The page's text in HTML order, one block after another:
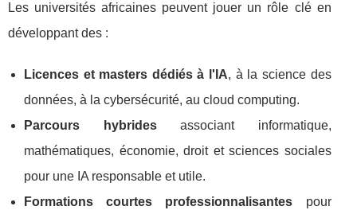
Les universités africaines peuvent jouer un rôle clé en
développant des :
Licences et masters dédiés à l'IA, à la science des
données, à la cybersécurité, au cloud computing.
Parcours hybridesassociant informatique,
mathématiques, économie, droit et sciences sociales
pour une IA responsable et utile.
Formations courtes professionnalisantes pour